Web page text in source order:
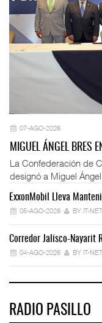
07-AGO-2026
MIGUEL ÁNGEL BRES
La Confederación de
designó a Miguel
ExxonMobil Lleva
05-AGO-2026 BY IT-
Corredor Jalisco-Nayarit
04-AGO-2026 BY IT-
RADIO PASILLO